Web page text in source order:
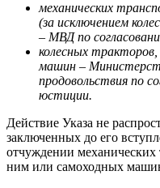
механических
(за исключением
– МВД по
колесных
машин –
продовольствия по
юстиции.
Действие Указа не
заключенных до его
отчуждении механических
ним или самоходных